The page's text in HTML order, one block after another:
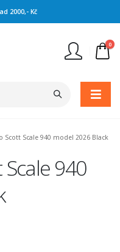
2000,- Kč
0
Scott Scale 940 model 2026 Black
940